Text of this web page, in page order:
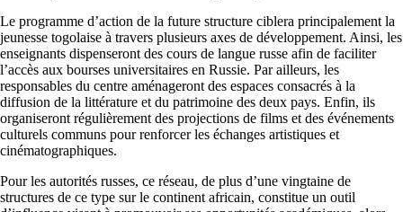
Le programme d’action de la future structure ciblera principalement la
jeunesse togolaise à travers plusieurs axes de développement. Ainsi, les
enseignants dispenseront des cours de langue russe afin de faciliter
l’accès aux bourses universitaires en Russie. Par ailleurs, les
responsables du centre aménageront des espaces consacrés à la
diffusion de la littérature et du patrimoine des deux pays. Enfin, ils
organiseront régulièrement des projections de films et des événements
culturels communs pour renforcer les échanges artistiques et
cinématographiques.
Pour les autorités russes, ce réseau, de plus d’une vingtaine de
structures de ce type sur le continent africain, constitue un outil